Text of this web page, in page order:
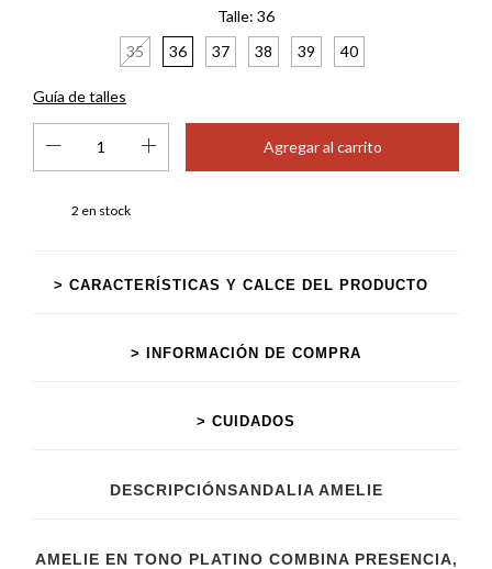
Talle: 36
35
36 37 38 39 40
Guía de talles
2 en stock
> CARACTERÍSTICAS Y CALCE DEL PRODUCTO
> INFORMACIÓN DE COMPRA
> CUIDADOS
DESCRIPCIÓNSANDALIA AMELIE
AMELIE EN TONO PLATINO COMBINA PRESENCIA,